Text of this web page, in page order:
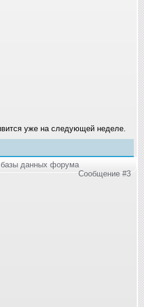
уже на следующей неделе.
базы данных форума
Сообщение #3